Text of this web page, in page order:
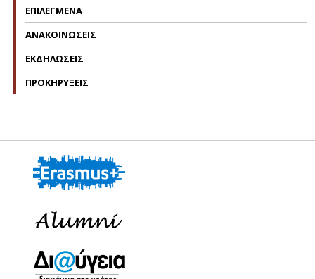
ΕΠΙΛΕΓΜΕΝΑ
ΑΝΑΚΟΙΝΩΣΕΙΣ
ΕΚΔΗΛΩΣΕΙΣ
ΠΡΟΚΗΡΥΞΕΙΣ